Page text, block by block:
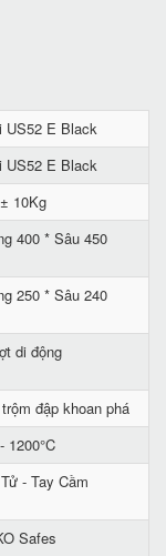
US52 E Black
US52 E Black
10Kg
400 * Sâu 450
250 * Sâu 240
di động
đập khoan phá
1200°C
- Tay Cầm
Safes